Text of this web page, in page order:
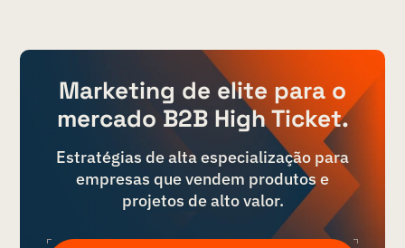
Marketing de elite para o
mercado B2B High Ticket.
Estratégias de alta especialização para
empresas que vendem produtos e
projetos de alto valor.